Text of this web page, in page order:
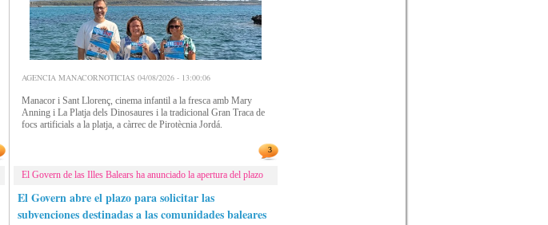
AGENCIA MANACORNOTICIAS 04/08/2026 - 13:00:06
Manacor i Sant Llorenç, cinema infantil a la fresca amb Mary
Anning i La Platja dels Dinosaures i la tradicional Gran Traca de
focs artificials a la platja, a càrrec de Pirotècnia Jordá.
3
El Govern de las Illes Balears ha anunciado la apertura del plazo
El Govern abre el plazo para solicitar las
subvenciones destinadas a las comunidades baleares